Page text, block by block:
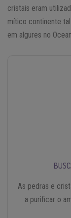
cristais eram
mítico continente
em algures no
As pedras e
a purificar o